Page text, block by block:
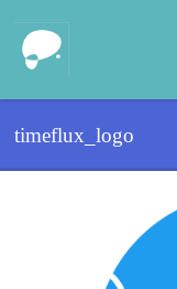
timeflux_logo